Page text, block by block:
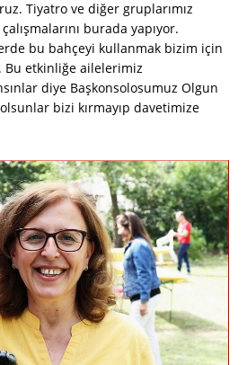
Tiyatro ve diğer gruplarımız
burada yapıyor.
bu bahçeyi kullanmak bizim için
etkinliğe ailelerimiz
diye Başkonsolosumuz Olgun
bizi kırmayıp davetimize